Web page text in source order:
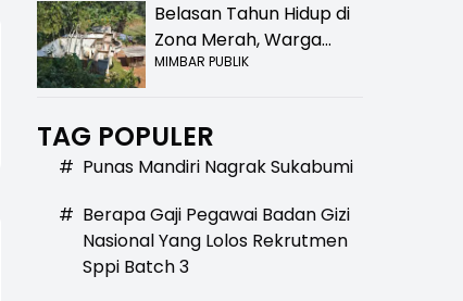
Belasan Tahun Hidup di
Zona Merah, Warga
Kampung Nangewer
Relokasi
MIMBAR PUBLIK
TAG POPULER
# Punas Mandiri Nagrak Sukabumi
# Berapa Gaji Pegawai Badan Gizi
Nasional Yang Lolos Rekrutmen
Sppi Batch 3